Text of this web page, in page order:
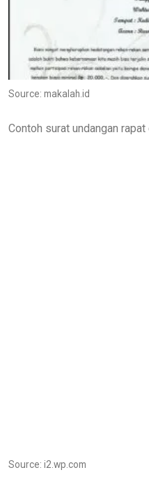
Source: makalah.id
Contoh surat undangan
Source: i2.wp.com